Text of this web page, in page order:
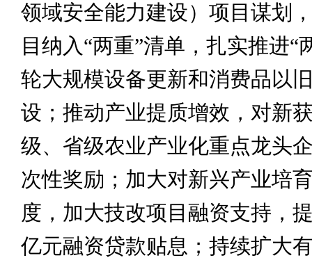
领域安全能力建设）项目谋划
目纳入“两重”清单，扎实推进“
轮大规模设备更新和消费品以
设；推动产业提质增效，对新
级、省级农业产业化重点龙头
次性奖励；加大对新兴产业培
度，加大技改项目融资支持，
亿元融资贷款贴息；持续扩大